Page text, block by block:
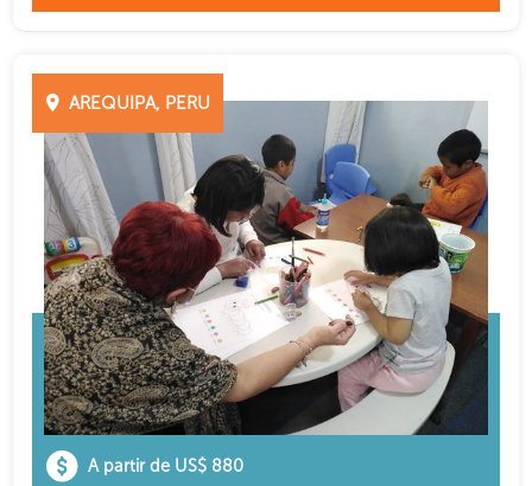
AREQUIPA, PERU
A partir de US$ 880